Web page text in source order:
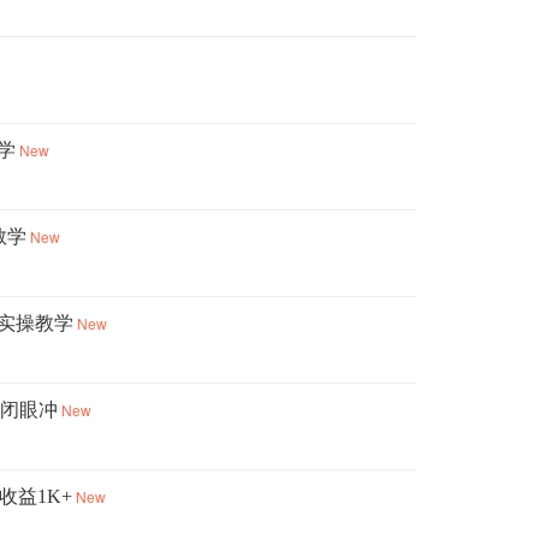
New
学 New
操教学 New
眼冲 New
益1K+ New